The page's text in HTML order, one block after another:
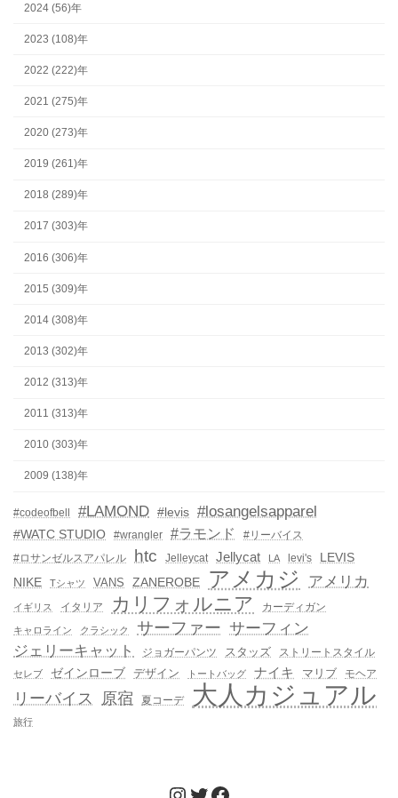
2024 (56)年
2023 (108)年
2022 (222)年
2021 (275)年
2020 (273)年
2019 (261)年
2018 (289)年
2017 (303)年
2016 (306)年
2015 (309)年
2014 (308)年
2013 (302)年
2012 (313)年
2011 (313)年
2010 (303)年
2009 (138)年
#codeofbell #LAMOND #levis #losangelsapparel
#WATC STUDIO #wrangler #ラモンド
#リーバイス
#ロサンゼルスアパレル
htc Jelleycat Jellycat LA levi's
LEVIS
NIKE
Tシャツ VANS ZANEROBE アメカジ アメリカ
イギリス イタリア カリフォルニア カーディガン
キャロライン クラシック サーファー サーフィン
ジェリーキャット
ジョガーパンツ スタッズ ストリートスタイル
セレブ ゼインローブ デザイン トートバッグ ナイキ マリブ モヘア
リーバイス 原宿 夏コーデ 大人カジュアル
旅行